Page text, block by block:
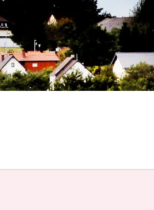
die SPD den
„Diejenigen, die